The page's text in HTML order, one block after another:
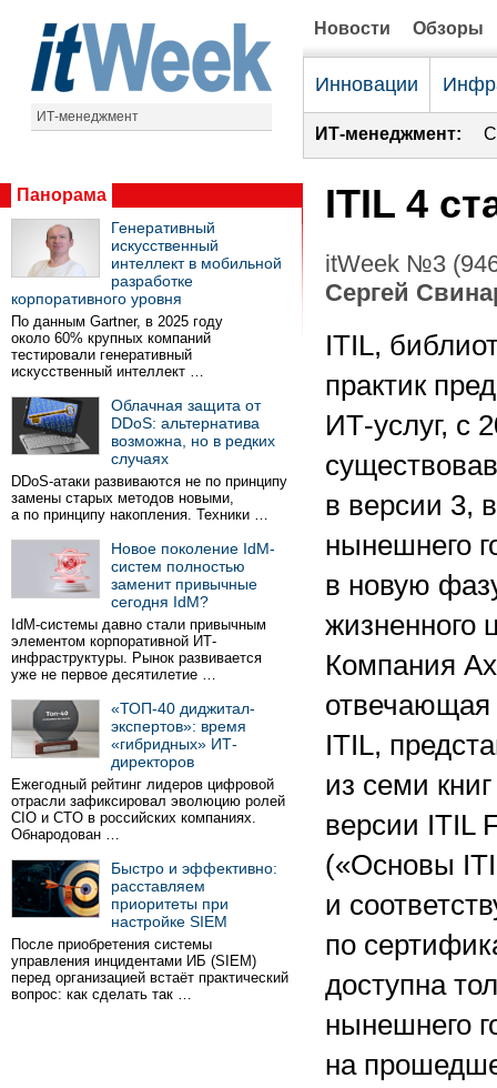
ИТ-менеджмент
Новости Обзоры
Инновации
ИТ-менеджмент:
Панорама
Генеративный
искусственный
интеллект в мобильной
разработке
корпоративного уровня
По данным Gartner, в 2025 году
около 60% крупных компаний
тестировали генеративный
искусственный интеллект …
Облачная защита от
DDoS: альтернатива
возможна, но в редких
случаях
DDoS-атаки развиваются не по принципу
замены старых методов новыми,
а по принципу накопления. Техники …
Новое поколение IdM-
систем полностью
заменит привычные
сегодня IdM?
IdM-системы давно стали привычным
элементом корпоративной ИТ-
инфраструктуры. Рынок развивается
уже не первое десятилетие …
«ТОП-40 диджитал-
экспертов»: время
«гибридных» ИТ-
директоров
Ежегодный рейтинг лидеров цифровой
отрасли зафиксировал эволюцию ролей
CIO и CTO в российских компаниях.
Обнародован …
Быстро и эффективно:
расставляем
приоритеты при
настройке SIEM
После приобретения системы
управления инцидентами ИБ (SIEM)
перед организацией встаёт практический
вопрос: как сделать так …
ITIL 4
itWeek №3
Сергей
ITIL,
практик
ИТ-услуг, с
в версии 3,
нынешнего
в новую
жизненного
Компания
отвечающая
ITIL,
из семи
версии ITIL
(«Основы
и
по
доступна
нынешнего
на